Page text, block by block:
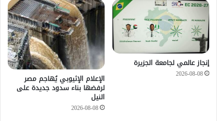
إنجاز عالمي لجامعة الجزيرة
2026-08-08 الإعلام الإثيوبي يُهاجم مصر
لرفضها بناء سدود جديدة على
النيل
2026-08-08